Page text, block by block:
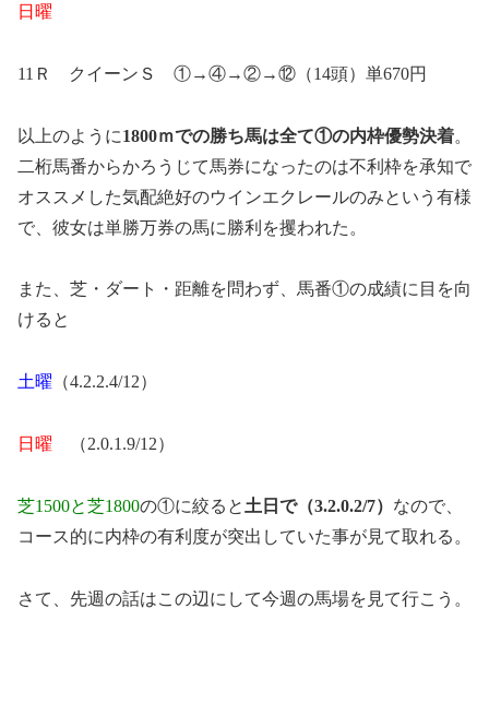
日曜
11Ｒ クイーンＳ ①→④→②→⑫（14頭）単670円
以上のように1800ｍでの勝ち馬は全て①の内枠優勢決着。
二桁馬番からかろうじて馬券になったのは不利枠を承知で
オススメした気配絶好のウインエクレールのみという有様
で、彼女は単勝万券の馬に勝利を攫われた。
また、芝・ダート・距離を問わず、馬番①の成績に目を向
けると
土曜 （4.2.2.4/12）
日曜 （2.0.1.9/12）
芝1500と芝1800の①に絞ると 土日で（3.2.0.2/7） なので、
コース的に内枠の有利度が突出していた事が見て取れる。
さて、先週の話はこの辺にして今週の馬場を見て行こう。